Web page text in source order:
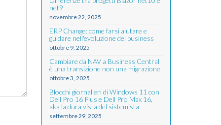
net9
novembre 22, 2025
ERP Change: come farsi aiutare e
guidare nell'evoluzione del business
ottobre 9, 2025
Cambiare da NAV a Business Central
è una transizione non una migrazione
ottobre 3, 2025
Blocchi giornalieri di Windows 11 con
Dell Pro 16 Plus e Dell Pro Max 16,
aka la dura vista del sistemista
settembre 29, 2025